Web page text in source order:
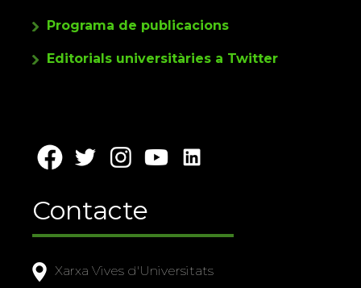
Programa de publicacions
Editorials universitàries a Twitter
Contacte
Xarxa Vives d'Universitats